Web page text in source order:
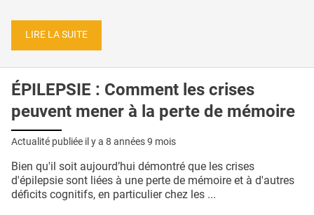
LIRE LA SUITE
ÉPILEPSIE : Comment les crises
peuvent mener à la perte de mémoire
Actualité publiée il y a 8 années 9 mois
Bien qu'il soit aujourd’hui démontré que les crises
d'épilepsie sont liées à une perte de mémoire et à d'autres
déficits cognitifs, en particulier chez les ...